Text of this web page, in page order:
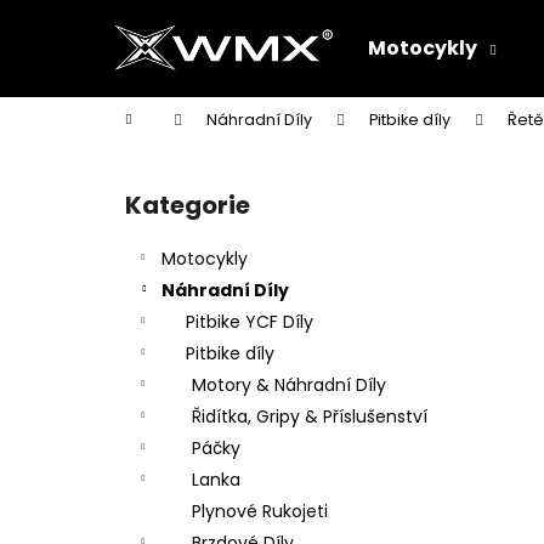
Motocykly
Domů Náhradní Díly Pitbike díly
Přeskočit
kategorie
Kategorie
Motocykly
Náhradní Díly
Pitbike YCF Díly
Pitbike díly
Motory & Náhradní Díly
Řidítka, Gripy & Příslušenství
Páčky
Lanka
Plynové Rukojeti
í
Zpět
do
Zpět
do